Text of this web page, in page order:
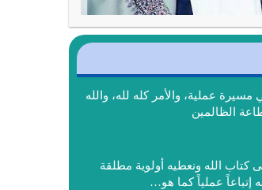
عملية، والأمر كله لله، والله
الظالمين
كتاب الله ونعطيه أولوية مطلقة
إتباعاً عملياً كما هو…